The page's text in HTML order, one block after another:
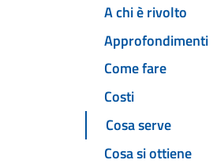
A chi è rivolto
Approfondimenti
Come fare
Costi
Cosa serve
Cosa si ottiene